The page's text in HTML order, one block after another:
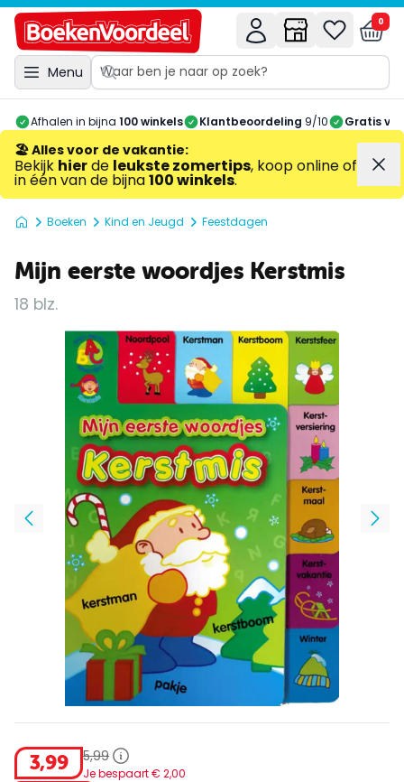
Menu
0
Afhalen in bijna 100 winkels Klantbeoordeling 9/10 Gratis
🏖️ Alles voor de vakantie:
Bekijk hierde leukste zomertips, koop online of
in één van de bijna100 winkels.
Boeken Kind en Jeugd Feestdagen
Mijn eerste woordjes Kerstmis
18 blz.
3,99 5,99
Je bespaart € 2,00